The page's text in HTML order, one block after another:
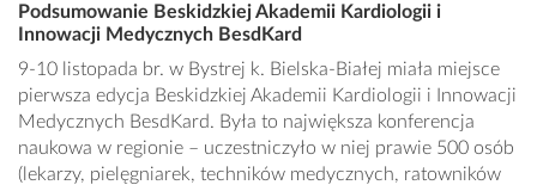
Podsumowanie Beskidzkiej Akademii Kardiologii i
Innowacji Medycznych BesdKard
9-10 listopada br. w Bystrej k. Bielska-Białej miała miejsce
pierwsza edycja Beskidzkiej Akademii Kardiologii i Innowacji
Medycznych BesdKard. Była to największa konferencja
naukowa w regionie – uczestniczyło w niej prawie 500 osób
(lekarzy, pielęgniarek, techników medycznych, ratowników